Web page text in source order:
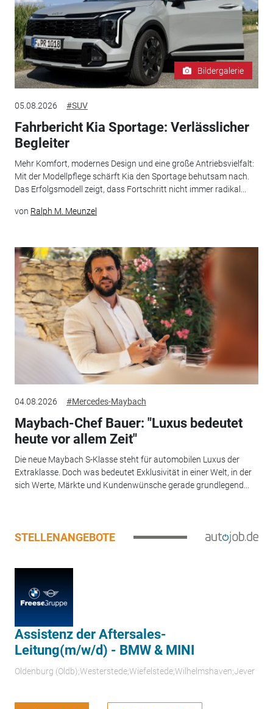
Bildergalerie
05.08.2026 #SUV
Fahrbericht Kia Sportage: Verlässlicher
Begleiter
Mehr Komfort, modernes Design und eine große Antriebsvielfalt:
Mit der Modellpflege schärft Kia den Sportage behutsam nach.
Das Erfolgsmodell zeigt, dass Fortschritt nicht immer radikal...
von Ralph M. Meunzel
04.08.2026 #Mercedes-Maybach
Maybach-Chef Bauer: "Luxus bedeutet
heute vor allem Zeit"
Die neue Maybach S-Klasse steht für automobilen Luxus der
Extraklasse. Doch was bedeutet Exklusivität in einer Welt, in der
sich Werte, Märkte und Kundenwünsche gerade grundlegend...
STELLENANGEBOTE
Assistenz der Aftersales-
Leitung(m/w/d) - BMW & MINI
Oldenburg (Oldb);Westerstede;Wiefelstede;Wilhelmshaven;Jever